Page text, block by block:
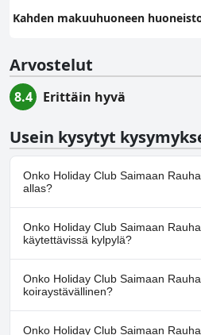
Kahden makuuhuoneen
Arvostelut
8.4 Erittäin hyvä
Usein kysytyt
Onko Holiday Club Saimaan
allas?
Kyllä, Holiday Club Saimaan Rauha
allas/altaita, jotka kuuluvat yhteen tai
luokista: Lämmitetty uima-allas,
Onko Holiday Club Saimaan
käytettävissä kylpylä?
Ei, Holiday Club Saimaan Rauha
Onko Holiday Club Saimaan
koiraystävällinen?
Ei, Holiday Club Saimaan Rauha
Onko Holiday Club Saimaan